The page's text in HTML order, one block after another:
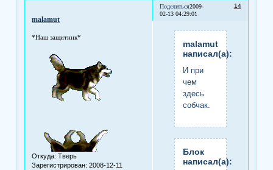
Поделиться 14
2009-
02-13 04:29:01
malamut
*Наш защитник*
Откуда: Тверь
Зарегистрирован: 2008-12-11
malamut
написал(а):
И при
чем
здесь
собчак.
Блок
написал(а):